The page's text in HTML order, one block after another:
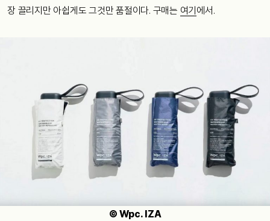
장 끌리지만 아쉽게도 그것만 품절이다. 구매는 여기에서.
© Wpc. IZA